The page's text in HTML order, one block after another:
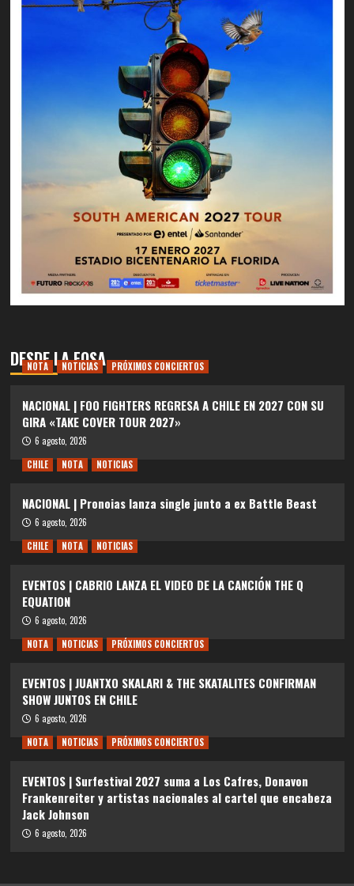
DESDE LA FOSA
NOTA NOTICIAS PRÓXIMOS CONCIERTOS
NACIONAL | FOO FIGHTERS REGRESA A CHILE EN 2027 CON SU
GIRA «TAKE COVER TOUR 2027»
6 agosto, 2026
CHILE
NOTA NOTICIAS
NACIONAL | Pronoias lanza single junto a ex Battle Beast
6 agosto, 2026
CHILE
NOTA NOTICIAS
EVENTOS | CABRIO LANZA EL VIDEO DE LA CANCIÓN THE Q
EQUATION
6 agosto, 2026
NOTA
NOTICIAS PRÓXIMOS CONCIERTOS
EVENTOS | JUANTXO SKALARI & THE SKATALITES CONFIRMAN
SHOW JUNTOS EN CHILE
6 agosto, 2026
NOTA
NOTICIAS PRÓXIMOS CONCIERTOS
EVENTOS | Surfestival 2027 suma a Los Cafres, Donavon
Frankenreiter y artistas nacionales al cartel que encabeza
Jack Johnson
6 agosto, 2026